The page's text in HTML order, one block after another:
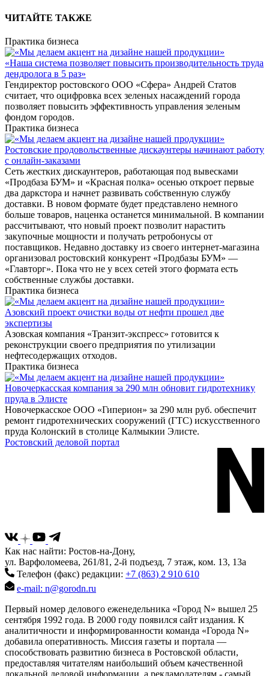
ЧИТАЙТЕ ТАКЖЕ
Практика бизнеса
«Наша система позволяет повысить производительность труда
дендролога в 5 раз»
Гендиректор ростовского ООО «Сфера» Андрей Статов
считает, что оцифровка всех зеленых насаждений города
позволяет повысить эффективность управления зеленым
фондом городов.
Практика бизнеса
Ростовские продовольственные дискаунтеры начинают работу
с онлайн-заказами
Сеть жестких дискаунтеров, работающая под вывесками
«Продбаза БУМ» и «Красная полка» осенью откроет первые
два даркстора и начнет развивать собственную службу
доставки. В новом формате будет представлено немного
больше товаров, наценка останется минимальной. В компании
рассчитывают, что новый проект позволит нарастить
закупочные мощности и получать ретробонусы от
поставщиков. Недавно доставку из своего интернет-магазина
организовал ростовский конкурент «Продбазы БУМ» —
«Главторг». Пока что не у всех сетей этого формата есть
собственные службы доставки.
Практика бизнеса
Азовский проект очистки воды от нефти прошел две
экспертизы
Азовская компания «Транзит-экспресс» готовится к
реконструкции своего предприятия по утилизации
нефтесодержащих отходов.
Практика бизнеса
Новочеркасская компания за 290 млн обновит гидротехнику
пруда в Элисте
Новочеркасское ООО «Гиперион» за 290 млн руб. обеспечит
ремонт гидротехнических сооружений (ГТС) искусственного
пруда Колонский в столице Калмыкии Элисте.
Ростовский деловой портал
Как нас найти: Ростов-на-Дону,
ул. Варфоломеева, 261/81, 2-й подъезд, 7 этаж, ком. 13, 13а
Телефон (факс) редакции: +7 (863) 2 910 610
e-mail: n@gorodn.ru
Первый номер делового еженедельника «Город N» вышел 25
сентября 1992 года. В 2000 году появился сайт издания. К
аналитичности и информированности команда «Города N»
добавила оперативность. Миссия газеты и портала —
способствовать развитию бизнеса в Ростовской области,
предоставляя читателям наибольший объем качественной